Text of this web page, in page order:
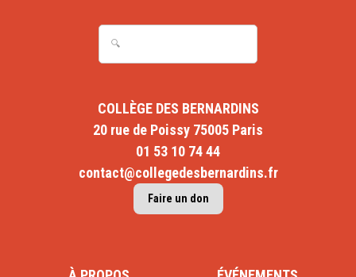
COLLÈGE DES BERNARDINS
20 rue de Poissy 75005 Paris
01 53 10 74 44
contact@collegedesbernardins.fr
Faire un don